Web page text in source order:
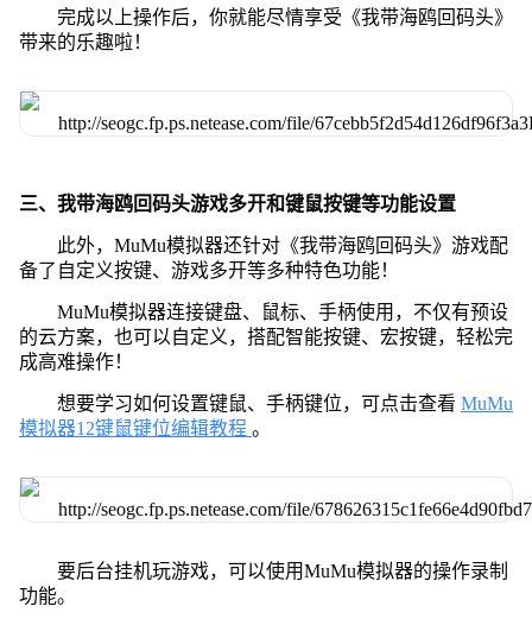
完成以上操作后，你就能尽情享受《我带海鸥回码头》
带来的乐趣啦！
三、我带海鸥回码头游戏多开和键鼠按键等功能设置
此外，MuMu模拟器还针对《我带海鸥回码头》游戏配
备了自定义按键、游戏多开等多种特色功能！
MuMu模拟器连接键盘、鼠标、手柄使用，不仅有预设
的云方案，也可以自定义，搭配智能按键、宏按键，轻松完
成高难操作！
想要学习如何设置键鼠、手柄键位，可点击查看 MuMu
模拟器12键鼠键位编辑教程 。
要后台挂机玩游戏，可以使用MuMu模拟器的操作录制
功能。